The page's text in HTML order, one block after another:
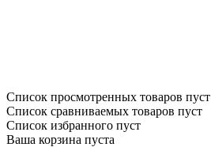
Список просмотренных товаров пуст
Список сравниваемых товаров пуст
Список избранного пуст
Ваша корзина пуста